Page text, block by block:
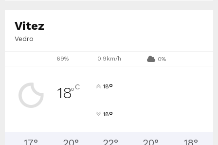
Vitez
Vedro
69% 0.9km/h 0%
18°C 18°
18°
17° 20° 22° 20° 18°